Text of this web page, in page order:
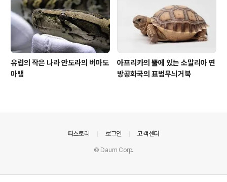
유럽의 작은 나라 안도라의 버마도
마뱀
아프리카의 뿔에 있는 소말리아 연
방공화국의 표범무늬거북
티스토리 로그인 고객센터
© Daum Corp.